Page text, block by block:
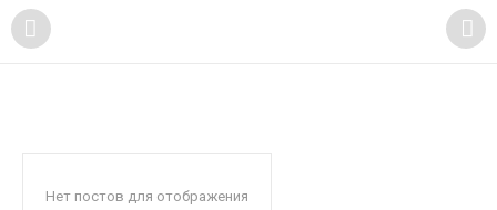
Нет постов для отображения